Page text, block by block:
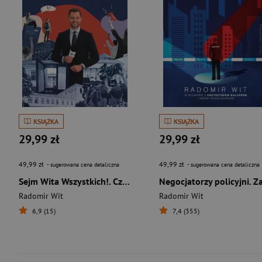
KSIĄŻKA
29,99 zł
49,99 zł - sugerowana cena detaliczna
Sejm Wita Wszystkich!. Czas na głos młodych
Radomir Wit
6,9 (15)
KSIĄŻKA
29,99 zł
49,99 zł - sugerowana cena detaliczna
Radomir Wit
7,4 (355)